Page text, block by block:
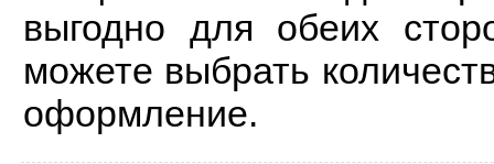
выгодно для обеих
можете выбрать
оформление.